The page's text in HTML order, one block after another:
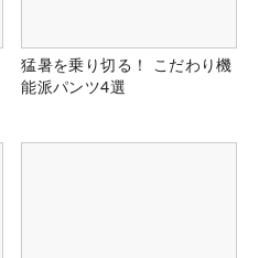
猛暑を乗り切る！ こだわり機
能派パンツ4選